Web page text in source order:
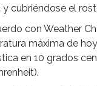
y cubriéndose el
con Weather
máxima de
en 10 grados